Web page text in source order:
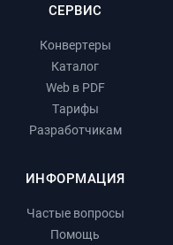
СЕРВИС
Конвертеры
Каталог
Web в PDF
Тарифы
Разработчикам
ИНФОРМАЦИЯ
Частые вопросы
Помощь